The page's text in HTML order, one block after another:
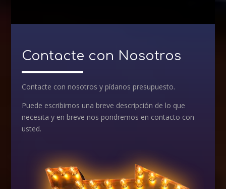
Contacte con Nosotros
Contacte con nosotros y pídanos presupuesto.
Puede escribirnos una breve descripción de lo que
necesita y en breve nos pondremos en contacto con
usted.